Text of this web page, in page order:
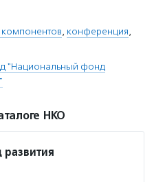
, конференция,
"Национальный фонд
НКО